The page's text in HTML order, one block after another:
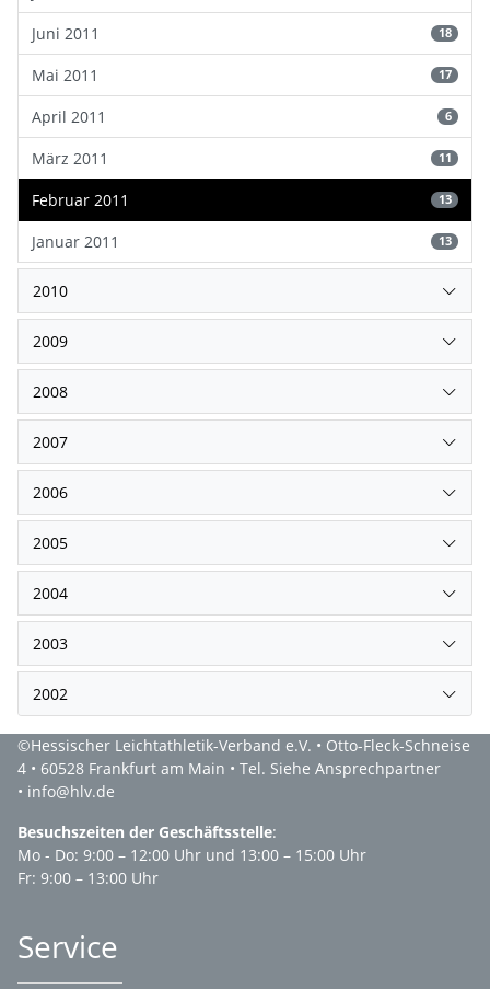
Juni 2011 18
Mai 2011 17
April 2011 6
März 2011 11
Februar 2011 13
Januar 2011 13
2010
2009
2008
2007
2006
2005
2004
2003
2002
©Hessischer Leichtathletik-Verband e.V. • Otto-Fleck-Schneise
4 • 60528 Frankfurt am Main • Tel. Siehe Ansprechpartner
• info@hlv.de
Besuchszeiten der Geschäftsstelle:
Mo - Do: 9:00 – 12:00 Uhr und 13:00 – 15:00 Uhr
Fr: 9:00 – 13:00 Uhr
Service